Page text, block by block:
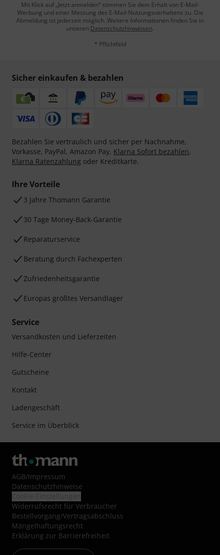
Mit Klick auf „Jetzt anmelden“ stimmen Sie dem Erhalt von E-Mail-
Werbung und einer Messung des E-Mail-Nutzungsverhaltens zu. Die
Abmeldung ist jederzeit möglich. Weitere Informationen finden Sie in
unseren Datenschutzhinweisen.
* Pflichtfeld
Sicher einkaufen & bezahlen
Bezahlen Sie vertraulich und sicher per Nachnahme,
Vorkasse, PayPal, Amazon Pay, Klarna Sofort bezahlen,
Klarna Ratenzahlung oder Kreditkarte.
Ihre Vorteile
3 Jahre Thomann Garantie
30 Tage Money-Back-Garantie
Reparaturservice
Beratung durch Fachexperten
Zufriedenheitsgarantie
Europas größtes Versandlager
Service
Versandkosten und Lieferzeiten
Hilfe-Center
Gutscheine
Kontakt
Ladengeschäft
Service im Überblick
AGB/Impressum
Datenschutzhinweise
Widerrufsrecht für Verbraucher
Bestellvorgang/Vertragsabschluss
Mängelhaftungsrecht
Erklärung zur Barrierefreiheit